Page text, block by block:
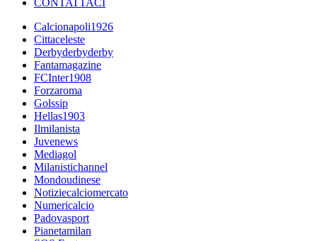
CONTATTACI
Calcionapoli1926
Cittaceleste
Derbyderbyderby
Fantamagazine
FCInter1908
Forzaroma
Golssip
Hellas1903
Ilmilanista
Juvenews
Mediagol
Milanistichannel
Mondoudinese
Notiziecalciomercato
Numericalcio
Padovasport
Pianetamilan